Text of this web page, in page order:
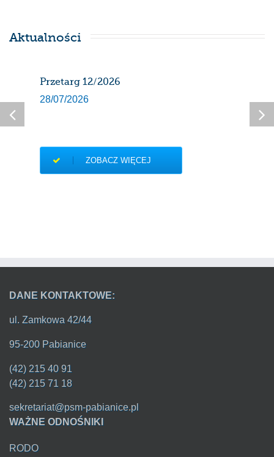
Aktualności
Przetarg 12/2026
28/07/2026
ZOBACZ WIĘCEJ
27/
DANE KONTAKTOWE:
ul. Zamkowa 42/44
95-200 Pabianice
(42) 215 40 91
(42) 215 71 18
sekretariat@psm-pabianice.pl
WAŻNE ODNOŚNIKI
RODO